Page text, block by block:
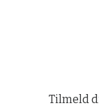
Tilmeld